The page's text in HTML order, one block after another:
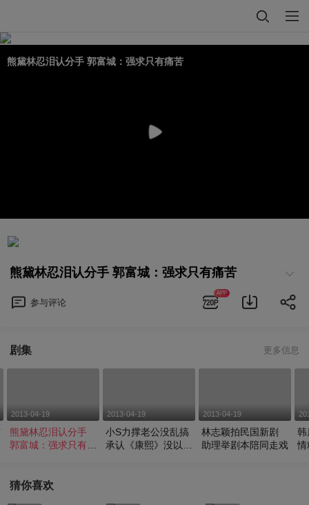
熊黛林忍泪认分手 郭富城：强求只有痛苦
熊黛林忍泪认分手 郭富城：强求只有痛苦
参与评论
APP
剧集 更多信息
2013-04-19
熊黛林忍泪认分手
郭富城：强求只有痛
2013-04-19
小S力撑老公没乱搞
承认《康熙》没以前
2013-04-19
林志颖拍民国新剧
助理举剧本陪同走戏
韩
情
猜你喜欢